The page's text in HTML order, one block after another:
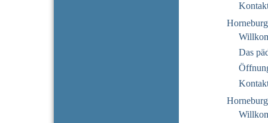
Das